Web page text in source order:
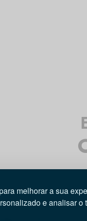
melhorar a sua
e analisar o